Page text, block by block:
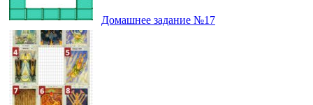
Домашнее задание №17